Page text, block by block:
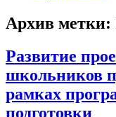
Архив метки:
Развитие
школьников
рамках
подготовки